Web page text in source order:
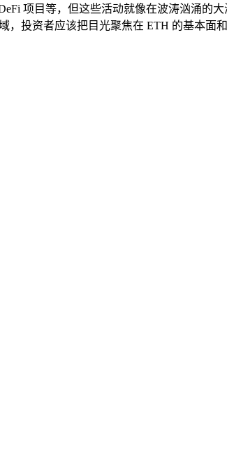
项目等，但这些活动就像在波涛汹涌的
投资者应该把目光聚焦在 ETH 的基本